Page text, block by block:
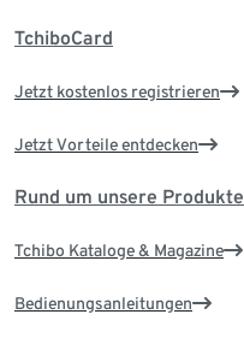
TchiboCard
Jetzt kostenlos registrieren
Jetzt Vorteile entdecken
Rund um unsere Produkte
Tchibo Kataloge & Magazine
Bedienungsanleitungen